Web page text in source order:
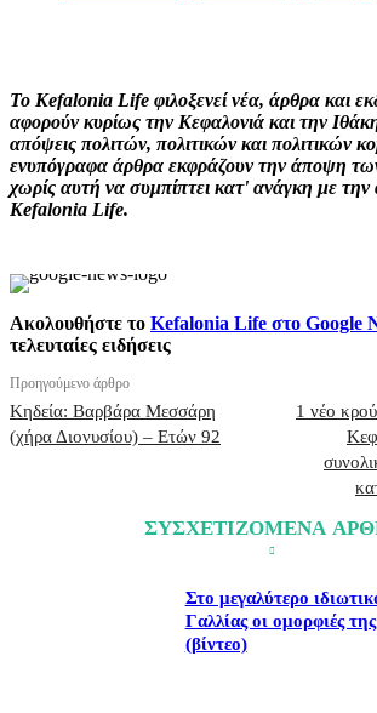
Το Kefalonia Life φιλοξενεί νέα, άρθρα και
αφορούν κυρίως την Κεφαλονιά και την
απόψεις πολιτών, πολιτικών και πολιτικών
ενυπόγραφα άρθρα εκφράζουν την άποψη
χωρίς αυτή να συμπίπτει κατ' ανάγκη με
Kefalonia Life.
Ακολουθήστε το Kefalonia Life στο Google
τελευταίες ειδήσεις
Προηγούμενο άρθρο
Κηδεία: Βαρβάρα Μεσσάρη
(χήρα Διονυσίου) – Ετών 92
1 νέο
ΣΥΣΧΕΤΙΖΟΜΕΝΑ
Στο μεγαλύτερο
Γαλλίας οι ομορφιές
(βίντεο)